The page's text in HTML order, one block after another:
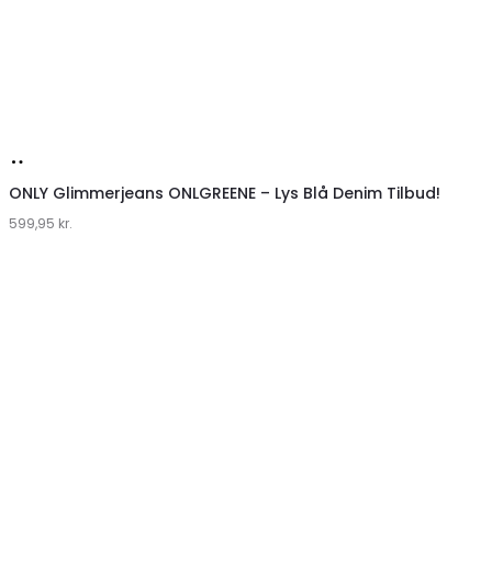
hos
Klædeskabet.dk
ONLY Glimmerjeans ONLGREENE – Lys Blå Denim Tilbud!
599,95 kr.